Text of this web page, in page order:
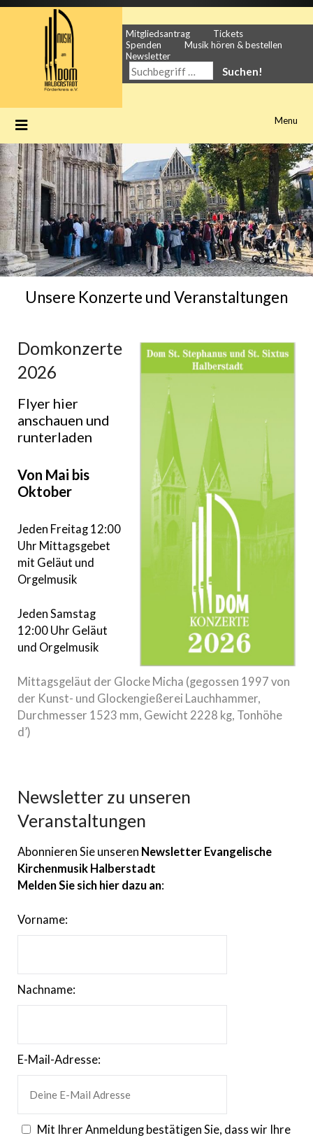
Skip
Mitgliedsantrag
Tickets
Spenden
Musik hören & bestellen
Newsletter
SUCHE
NACH:
Menu
Unsere Konzerte und Veranstaltungen
Domkonzerte
2026
Flyer hier
anschauen und
runterladen
Von Mai bis
Oktober
Jeden Freitag 12:00
Uhr Mittagsgebet
mit Geläut und
Orgelmusik
Jeden Samstag
12:00 Uhr Geläut
und Orgelmusik
Mittagsgeläut der Glocke Micha (gegossen 1997 von
der Kunst- und Glockengießerei Lauchhammer,
Durchmesser 1523 mm, Gewicht 2228 kg, Tonhöhe
d’)
Newsletter zu unseren
Veranstaltungen
Abonnieren Sie unseren Newsletter Evangelische
Kirchenmusik Halberstadt
Melden Sie sich hier dazu an:
Vorname:
Nachname:
E-Mail-Adresse:
Mit Ihrer Anmeldung bestätigen Sie, dass wir Ihre